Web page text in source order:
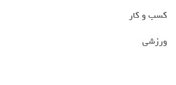
کسب و کار
ورزشی